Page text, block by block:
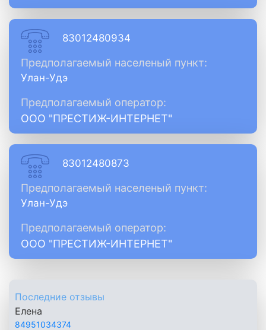
83012480934
Предполагаемый населеный пункт:
Улан-Удэ
Предполагаемый оператор:
ООО "ПРЕСТИЖ-ИНТЕРНЕТ"
83012480873
Предполагаемый населеный пункт:
Улан-Удэ
Предполагаемый оператор:
ООО "ПРЕСТИЖ-ИНТЕРНЕТ"
Последние отзывы
Елена
84951034374